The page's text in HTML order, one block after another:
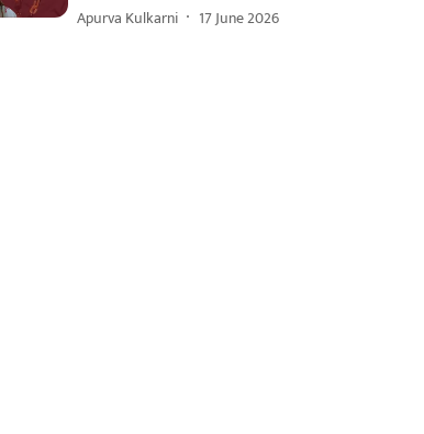
Apurva Kulkarni 17 June 2026